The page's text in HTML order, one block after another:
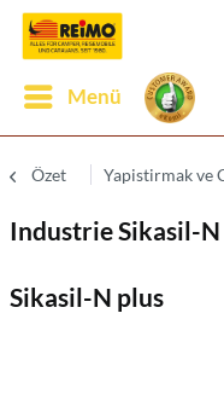
Menü
Özet Yapistirmak ve
Industrie Sikasil-
Sikasil-N plus